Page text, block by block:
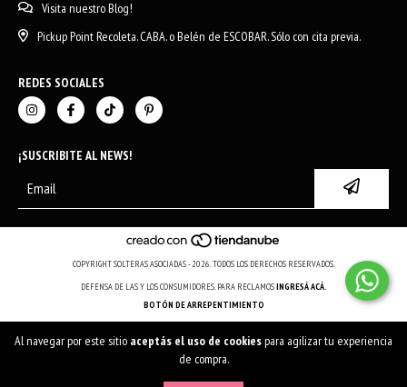
Al navegar por este sitio aceptás el uso de cookiespara agilizar tu experiencia
de compra.
Visita nuestro Blog!
Pickup Point Recoleta. CABA. o Belén de ESCOBAR. Sólo con cita previa.
REDES SOCIALES
¡SUSCRIBITE AL NEWS!
COPYRIGHT SOLTERAS ASOCIADAS - 2026. TODOS LOS DERECHOS RESERVADOS.
DEFENSA DE LAS Y LOS CONSUMIDORES. PARA RECLAMOSINGRESÁ ACÁ.
BOTÓN DE ARREPENTIMIENTO